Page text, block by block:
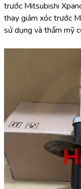
trước Mitsubishi
thay giảm xóc trước
sử dụng và thẩm mỹ